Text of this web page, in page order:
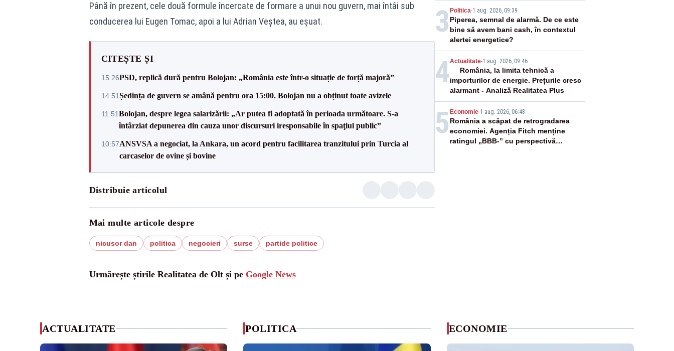
Până în prezent, cele două formule încercate de formare a unui nou guvern, mai întâi sub
conducerea lui Eugen Tomac, apoi a lui Adrian Veștea, au eșuat.
CITEȘTE ȘI
15:26PSD, replică dură pentru Bolojan: „România este într-o situație de forță majoră”
14:51Ședința de guvern se amână pentru ora 15:00. Bolojan nu a obținut toate avizele
11:51Bolojan, despre legea salarizării: „Ar putea fi adoptată în perioada următoare. S-a
întârziat depunerea din cauza unor discursuri iresponsabile în spaţiul public”
10:57ANSVSA a negociat, la Ankara, un acord pentru facilitarea tranzitului prin Turcia al
carcaselor de ovine și bovine
Distribuie articolul
Mai multe articole despre
nicusor dan politica negocieri surse partide politice
Urmărește știrile Realitatea de Olt și pe Google News
3 Politica-1 aug. 2026, 09:39
Piperea, semnal de alarmă. De ce este
bine să avem bani cash, în contextul
alertei energetice?
4Actualitate-1 aug. 2026, 09:46
România, la limita tehnică a
importurilor de energie. Prețurile cresc
alarmant - Analiză Realitatea Plus
5 Economie-1 aug. 2026, 06:48
România a scăpat de retrogradarea
economiei. Agenția Fitch menține
ratingul „BBB-” cu perspectivă
ACTUALITATE POLITICA ECONOMIE